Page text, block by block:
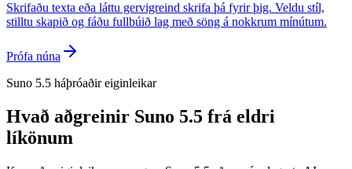
Skrifaðu texta eða láttu gervigreind skrifa þá fyrir þig. Veldu stíl,
stilltu skapið og fáðu fullbúið lag með söng á nokkrum mínútum.
Prófa núna
Suno 5.5 háþróaðir eiginleikar
Hvað aðgreinir Suno 5.5 frá eldri
líkönum